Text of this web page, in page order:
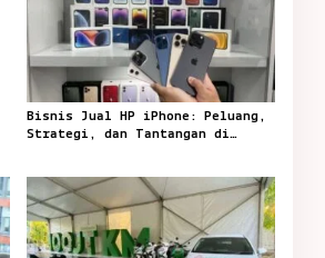
Bisnis Jual HP iPhone: Peluang,
Strategi, dan Tantangan di